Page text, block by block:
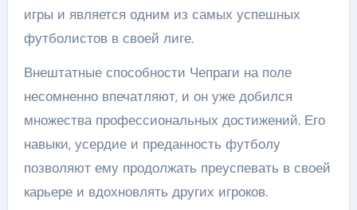
игры и является одним из самых успешных
футболистов в своей лиге.
Внештатные способности Чепраги на поле
несомненно впечатляют, и он уже добился
множества профессиональных достижений. Его
навыки, усердие и преданность футболу
позволяют ему продолжать преуспевать в своей
карьере и вдохновлять других игроков.